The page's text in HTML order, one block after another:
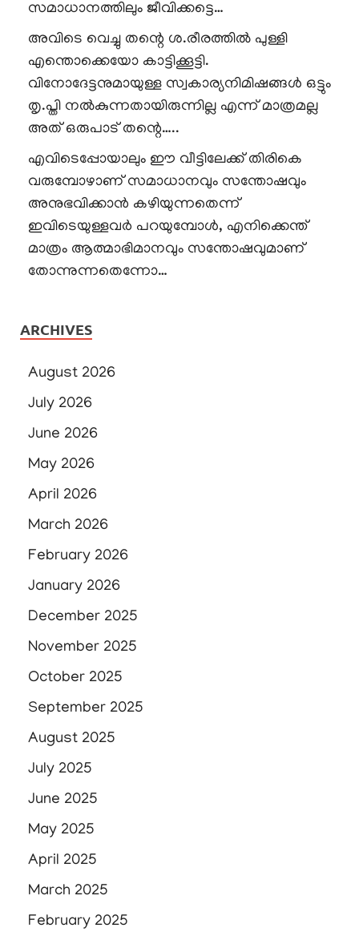
സമാധാനത്തിലും ജീവിക്കട്ടെ…
അവിടെ വെച്ചു തന്റെ ശ.രീരത്തിൽ പുള്ളി
എന്തൊക്കെയോ കാട്ടിക്കൂട്ടി.
വിനോദേട്ടനുമായുള്ള സ്വകാര്യനിമിഷങ്ങൾ ഒട്ടും
തൃ.പ്തി നൽകുന്നതായിരുന്നില്ല എന്ന് മാത്രമല്ല
അത് ഒരുപാട് തന്റെ…..
എവിടെപ്പോയാലും ഈ വീട്ടിലേക്ക് തിരികെ
വരുമ്പോഴാണ് സമാധാനവും സന്തോഷവും
അനുഭവിക്കാൻ കഴിയുന്നതെന്ന്
ഇവിടെയുള്ളവർ പറയുമ്പോൾ, എനിക്കെന്ത്
മാത്രം ആത്മാഭിമാനവും സന്തോഷവുമാണ്
തോന്നുന്നതെന്നോ…
ARCHIVES
August 2026
July 2026
June 2026
May 2026
April 2026
March 2026
February 2026
January 2026
December 2025
November 2025
October 2025
September 2025
August 2025
July 2025
June 2025
May 2025
April 2025
March 2025
February 2025